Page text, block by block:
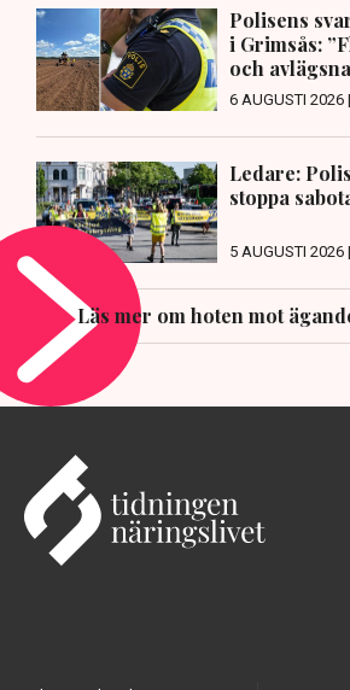
Polisens
i Grimsås:
och
6 AUGUSTI 2026 |
Ledare:
stoppa
5 AUGUSTI 2026 |
Läs mer om hoten mot